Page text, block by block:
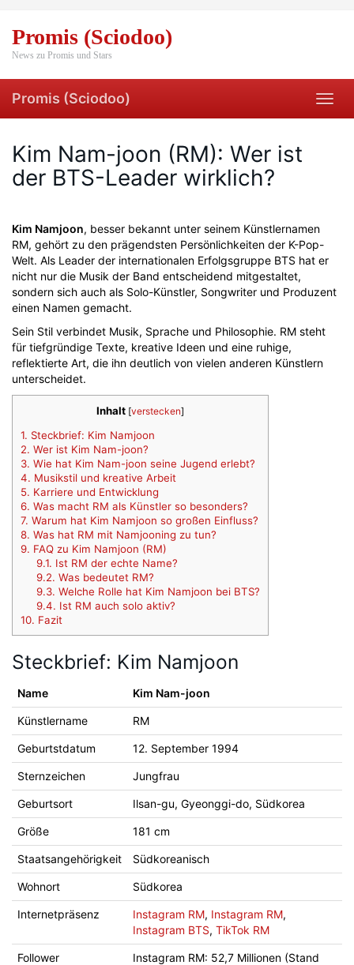
main
content
Promis (Sciodoo)
News zu Promis und Stars
Promis (Sciodoo)
Kim Nam-joon (RM): Wer ist
der BTS-Leader wirklich?
Kim Namjoon, besser bekannt unter seinem Künstlernamen
RM, gehört zu den prägendsten Persönlichkeiten der K-Pop-
Welt. Als Leader der internationalen Erfolgsgruppe BTS hat er
nicht nur die Musik der Band entscheidend mitgestaltet,
sondern sich auch als Solo-Künstler, Songwriter und Produzent
einen Namen gemacht.
Sein Stil verbindet Musik, Sprache und Philosophie. RM steht
für tiefgründige Texte, kreative Ideen und eine ruhige,
reflektierte Art, die ihn deutlich von vielen anderen Künstlern
unterscheidet.
Inhalt [verstecken]
1. Steckbrief: Kim Namjoon
2. Wer ist Kim Nam-joon?
3. Wie hat Kim Nam-joon seine Jugend erlebt?
4. Musikstil und kreative Arbeit
5. Karriere und Entwicklung
6. Was macht RM als Künstler so besonders?
7. Warum hat Kim Namjoon so großen Einfluss?
8. Was hat RM mit Namjooning zu tun?
9. FAQ zu Kim Namjoon (RM)
9.1. Ist RM der echte Name?
9.2. Was bedeutet RM?
9.3. Welche Rolle hat Kim Namjoon bei BTS?
9.4. Ist RM auch solo aktiv?
10. Fazit
Steckbrief: Kim Namjoon
Name Kim Nam-joon
Künstlername RM
Geburtstdatum 12. September 1994
Sternzeichen Jungfrau
Geburtsort Ilsan-gu, Gyeonggi-do, Südkorea
Größe 181 cm
Staatsangehörigkeit Südkoreanisch
Wohnort Südkorea
Internetpräsenz Instagram RM, Instagram RM,
Instagram BTS, TikTok RM
Follower
Instagram RM: 52,7 Millionen (Stand